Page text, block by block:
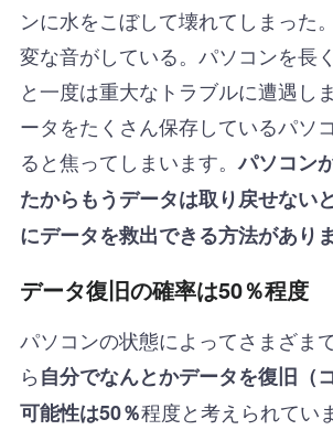
ンに水をこぼして壊れてしまった
変な音がしている。パソコンを長
と一度は重大なトラブルに遭遇し
ータをたくさん保存しているパソ
ると焦ってしまいます。パソコン
たからもうデータは取り戻せない
にデータを救出できる方法がありま
データ復旧の確率は50％程度
パソコンの状態によってさまざま
ら自分でなんとかデータを復旧（
可能性は50％程度と考えられてい